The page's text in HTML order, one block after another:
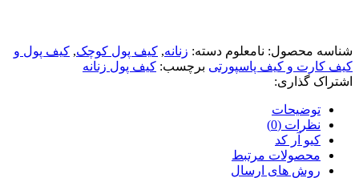
شناسه محصول: نامعلوم دسته: زنانه, کیف پول کوچک, کیف پول و
کیف کارت و کیف پاسپورتی برچسب: کیف پول زنانه
اشتراک گذاری:
توضیحات
نظرات (0)
کیو آر کد
محصولات مرتبط
روش های ارسال